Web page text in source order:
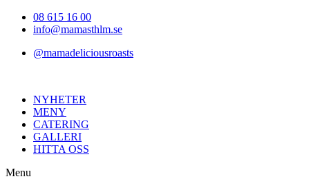
Hoppa08 615 16 00
info@mamasthlm.se
@mamadeliciousroasts
NYHETER
MENY
CATERING
GALLERI
HITTA OSS
Menu